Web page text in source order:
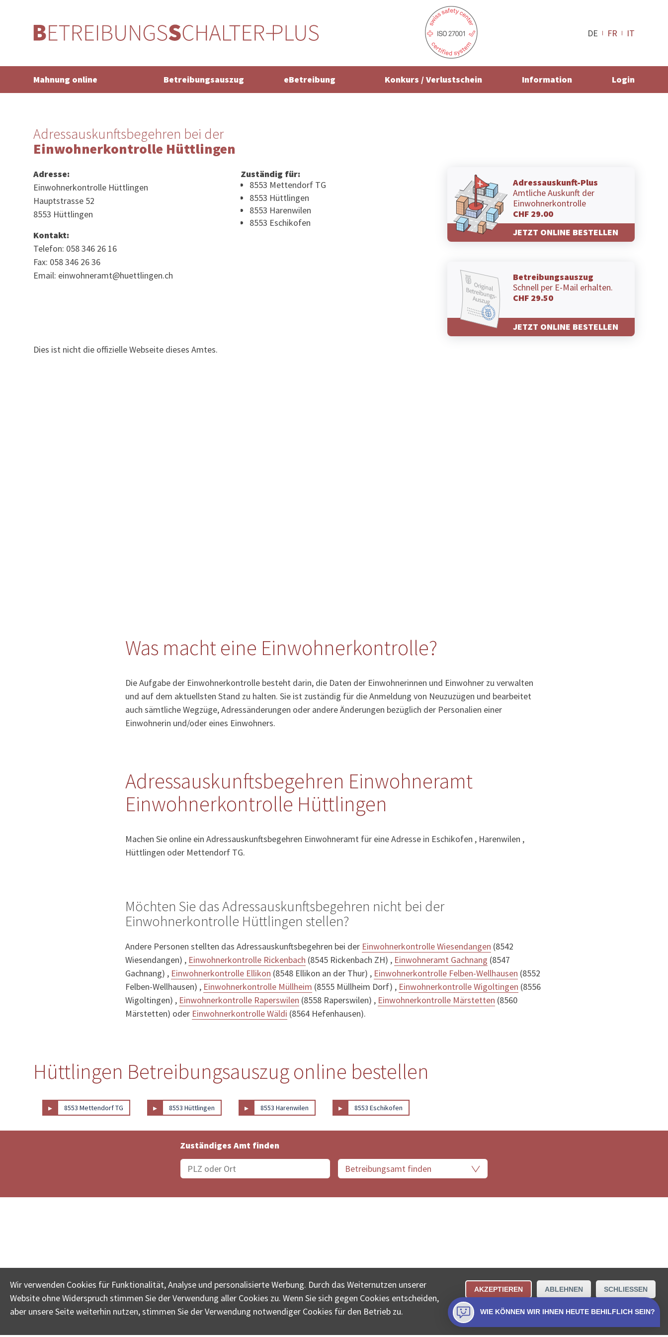
DE FR IT
Mahnung online Betreibungsauszug eBetreibung Konkurs / Verlustschein Information Login
Adressauskunftsbegehren bei der
Einwohnerkontrolle Hüttlingen
Adresse:
Einwohnerkontrolle Hüttlingen
Hauptstrasse 52
8553 Hüttlingen
Kontakt:
Telefon: 058 346 26 16
Fax: 058 346 26 36
Email: einwohneramt@huettlingen.ch
Zuständig für:
8553 Mettendorf TG
8553 Hüttlingen
8553 Harenwilen
8553 Eschikofen
Adressauskunft-Plus
Amtliche Auskunft der
Einwohnerkontrolle
CHF 29.00
JETZT ONLINE BESTELLEN
Betreibungsauszug
Schnell per E-Mail erhalten.
CHF 29.50
JETZT ONLINE BESTELLEN
Dies ist nicht die offizielle Webseite dieses Amtes.
Was macht eine Einwohnerkontrolle?
Die Aufgabe der Einwohnerkontrolle besteht darin, die Daten der Einwohnerinnen und Einwohner zu verwalten
und auf dem aktuellsten Stand zu halten. Sie ist zuständig für die Anmeldung von Neuzuzügen und bearbeitet
auch sämtliche Wegzüge, Adressänderungen oder andere Änderungen bezüglich der Personalien einer
Einwohnerin und/oder eines Einwohners.
Adressauskunftsbegehren Einwohneramt
Einwohnerkontrolle Hüttlingen
Machen Sie online ein Adressauskunftsbegehren Einwohneramt für eine Adresse in Eschikofen , Harenwilen ,
Hüttlingen oder Mettendorf TG.
Möchten Sie das Adressauskunftsbegehren nicht bei der
Einwohnerkontrolle Hüttlingen stellen?
Andere Personen stellten das Adressauskunftsbegehren bei der Einwohnerkontrolle Wiesendangen (8542
Wiesendangen) , Einwohnerkontrolle Rickenbach (8545 Rickenbach ZH) , Einwohneramt Gachnang (8547
Gachnang) , Einwohnerkontrolle Ellikon (8548 Ellikon an der Thur) , Einwohnerkontrolle Felben-Wellhausen (8552
Felben-Wellhausen) , Einwohnerkontrolle Müllheim (8555 Müllheim Dorf) , Einwohnerkontrolle Wigoltingen (8556
Wigoltingen) , Einwohnerkontrolle Raperswilen (8558 Raperswilen) , Einwohnerkontrolle Märstetten (8560
Märstetten) oder Einwohnerkontrolle Wäldi (8564 Hefenhausen).
Hüttlingen Betreibungsauszug online bestellen
▸ 8553 Mettendorf TG ▸ 8553 Hüttlingen ▸ 8553 Harenwilen ▸ 8553 Eschikofen
Zuständiges Amt finden
Wir verwenden Cookies für Funktionalität, Analyse und personalisierte Werbung. Durch das Weiternutzen unserer
Website ohne Widerspruch stimmen Sie der Verwendung aller Cookies zu. Wenn Sie sich gegen Cookies entscheiden,
aber unsere Seite weiterhin nutzen, stimmen Sie der Verwendung notwendiger Cookies für den Betrieb zu.
AKZEPTIEREN ABLEHNEN SCHLIESSEN
WIE KÖNNEN WIR IHNEN HEUTE BEHILFLICH SEIN?
© COLLECTA AG
www.betreibungsschalter-plus.ch ist eine Dienstleistungsplattform der Collecta AG.